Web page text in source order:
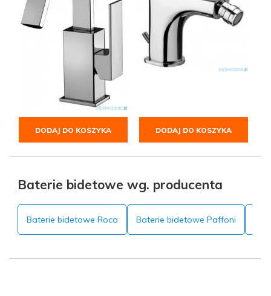
DODAJ DO KOSZYKA DODAJ DO KOSZYKA
Baterie bidetowe wg. producenta
Baterie bidetowe Roca Baterie bidetowe Paffoni